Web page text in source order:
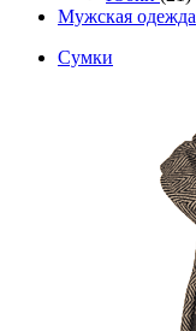
Мужская одежда
Сумки